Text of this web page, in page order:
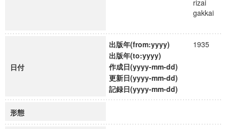
rizai
gakkai
日付
出版年(from:yyyy)
1935
出版年(to:yyyy)
作成日(yyyy-mm-dd)
更新日(yyyy-mm-dd)
記録日(yyyy-mm-dd)
形態